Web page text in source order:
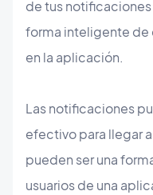
de tus
forma inteligente de
en la aplicación.
Las notificaciones
efectivo para llegar
pueden ser una
usuarios de una